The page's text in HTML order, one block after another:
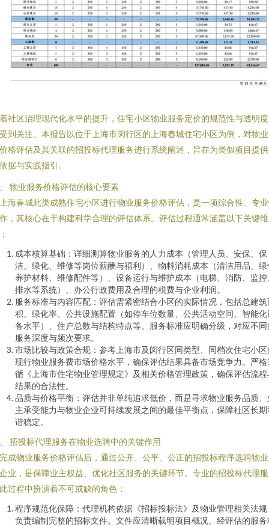
社区治理现代化水平的提升，住宅小区物业服务定价的规范性与透明
到关注。本报告以位于上海市闵行区的上海春城住宅小区为例，对物
格评估及其关联的招投标代理服务进行系统阐述，旨在为类似项目提
据与实践指引。
物业服务价格评估的核心要素
海春城此类成熟住宅小区进行物业服务价格评估，是一项综合性、专
，其核心在于构建科学合理的评估体系。评估过程通常涵盖以下关键维
成本核算基础：详细测算物业服务的人力成本（管理人员、安保、保
洁、绿化、维修等岗位薪酬与福利）、物料消耗成本（清洁用品、绿
养护材料、维修配件等）、设备运行与维护成本（电梯、消防、监控
排水等系统）、办公行政费用及合理的税费与企业利润。
服务标准与内容匹配：评估需紧密结合小区的实际情况，包括总建筑
积、绿化率、公共设施配置（如停车位数量、公共活动空间、智能化
备水平）、住户总数与结构特点等。服务标准应明确分级，对应不同
服务深度与频次要求。
市场比较与政策合规：参考上海市及闵行区同类型、同档次住宅小区
现行物业服务费市场价格水平，确保评估结果具备市场竞争力。严格
循《上海市住宅物业管理规定》及相关价格管理政策，确保评估流程
结果的合法性。
品质与价格平衡：评估并非单纯追求低价，而是寻求物业服务品质、
主承受能力与物业企业可持续发展之间的最佳平衡点，保障社区长期
谐稳定。
招投标代理服务在物业选聘中的关键作用
成物业服务价格评估后，通过公开、公平、公正的招投标程序选聘物
业，是保障业主权益、优化社区服务的关键环节。专业的招投标代理
过程中扮演着不可或缺的角色：
程序规范化保障：代理机构依据《招标投标法》及物业管理相关法规
负责编制完整的招标文件。文件应清晰载明项目概况、经评估的服务